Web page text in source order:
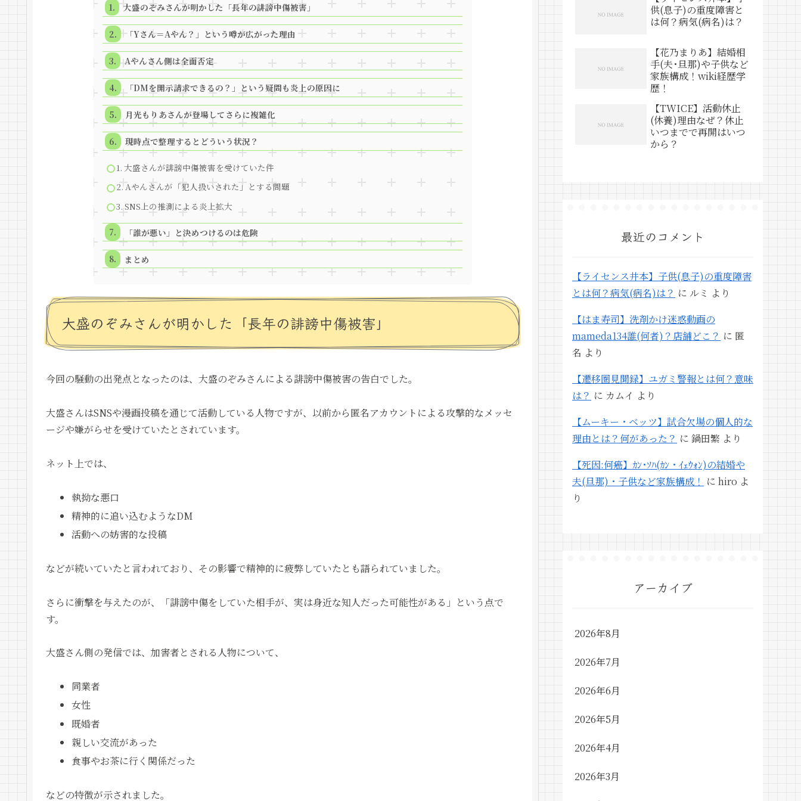
大盛のぞみさんが明かした「長年の誹謗中傷被害」
「Yさん＝Aやん？」という噂が広がった理由
Aやんさん側は全面否定
「DMを開示請求できるの？」という疑問も炎上の原因に
月光もりあさんが登場してさらに複雑化
現時点で整理するとどういう状況？
1. 大盛さんが誹謗中傷被害を受けていた件
2. Aやんさんが「犯人扱いされた」とする問題
3. SNS上の推測による炎上拡大
「誰が悪い」と決めつけるのは危険
まとめ
大盛のぞみさんが明かした「長年の誹謗中傷被害」
今回の騒動の出発点となったのは、大盛のぞみさんによる誹謗中傷被害の告白でした。
大盛さんはSNSや漫画投稿を通じて活動している人物ですが、以前から匿名アカウントによる攻撃的なメッセ
ージや嫌がらせを受けていたとされています。
ネット上では、
執拗な悪口
精神的に追い込むようなDM
活動への妨害的な投稿
などが続いていたと言われており、その影響で精神的に疲弊していたとも語られていました。
さらに衝撃を与えたのが、「誹謗中傷をしていた相手が、実は身近な知人だった可能性がある」という点で
す。
大盛さん側の発信では、加害者とされる人物について、
同業者
女性
既婚者
親しい交流があった
食事やお茶に行く関係だった
などの特徴が示されました。
供(息子)の重度障害と
は何？病気(病名)は？
【花乃まりあ】結婚相
手(夫･旦那)や子供など
家族構成！wiki経歴学
歴！
【TWICE】活動休止
(休養)理由なぜ？休止
いつまでで再開はいつ
から？
最近のコメント
【ライセンス井本】子供(息子)の重度障害
とは何？病気(病名)は？ に ルミ より
【はま寿司】洗剤かけ迷惑動画の
mameda134誰(何者)？店舗どこ？ に 匿
名 より
【遷移圏見聞録】ユガミ警報とは何？意味
は？ に カムイ より
【ムーキー・ベッツ】試合欠場の個人的な
理由とは？何があった？ に 鍋田繁 より
【死因:何癌】ｶﾝ･ｿﾊ(ｶﾝ・ｲｪｳｫﾝ)の結婚や
夫(旦那)・子供など家族構成！ に hiro よ
り
アーカイブ
2026年8月
2026年7月
2026年6月
2026年5月
2026年4月
2026年3月